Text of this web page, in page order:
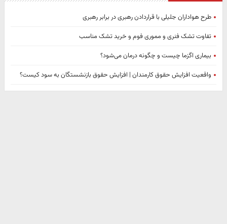
طرح هواداران جلیلی با قراردادن رهبری در برابر رهبری
تفاوت تشک فنری و مموری فوم و خرید تشک مناسب
بیماری اگزما چیست و چگونه درمان می‌‌شود؟
واقعیت افزایش حقوق کارمندان | افزایش حقوق بازنشستگان به سود کیست؟